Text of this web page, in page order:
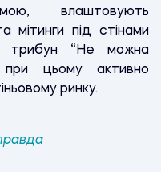
влаштовують
під стінами
трибун “Не можна
при цьому активно
ринку.